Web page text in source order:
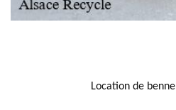
Location de